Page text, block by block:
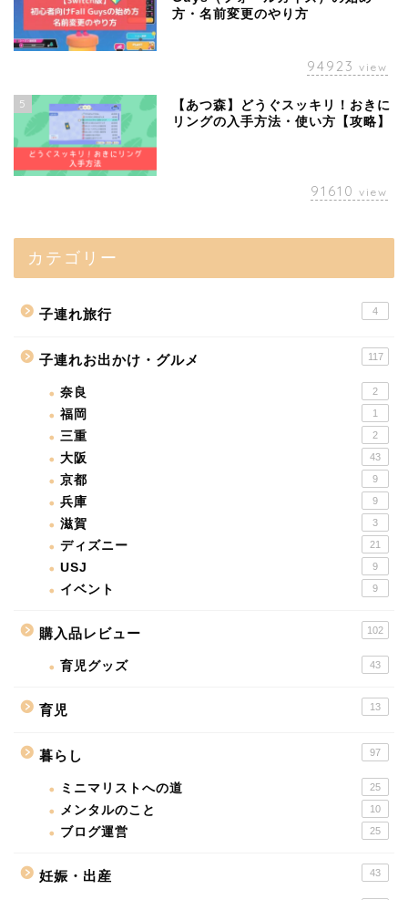
方・名前変更のやり方
94923 view
5
【あつ森】どうぐスッキリ！おきに
リングの入手方法・使い方【攻略】
91610 view
カテゴリー
子連れ旅行 4
子連れお出かけ・グルメ 117
奈良 2
福岡 1
三重 2
大阪 43
京都 9
兵庫 9
滋賀 3
ディズニー 21
USJ 9
イベント 9
購入品レビュー 102
育児グッズ 43
育児 13
暮らし 97
ミニマリストへの道 25
メンタルのこと 10
ブログ運営 25
妊娠・出産 43